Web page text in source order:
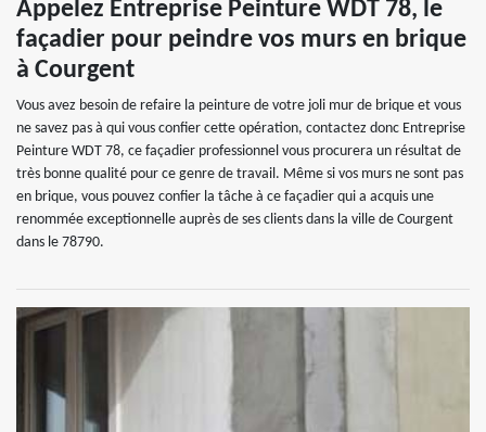
Appelez Entreprise Peinture WDT 78, le
façadier pour peindre vos murs en brique
à Courgent
Vous avez besoin de refaire la peinture de votre joli mur de brique et vous
ne savez pas à qui vous confier cette opération, contactez donc Entreprise
Peinture WDT 78, ce façadier professionnel vous procurera un résultat de
très bonne qualité pour ce genre de travail. Même si vos murs ne sont pas
en brique, vous pouvez confier la tâche à ce façadier qui a acquis une
renommée exceptionnelle auprès de ses clients dans la ville de Courgent
dans le 78790.